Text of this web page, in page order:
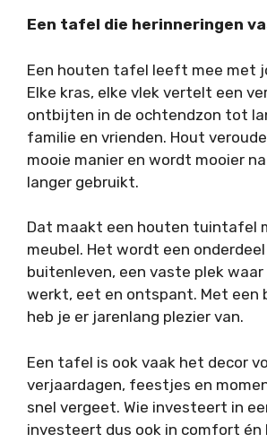
Een tafel die herinneringen
Een houten tafel leeft mee met
Elke kras, elke vlek vertelt een
ontbijten in de ochtendzon tot
familie en vrienden. Hout
mooie manier en wordt mooier
langer gebruikt.
Dat maakt een houten tuintafel
meubel. Het wordt een
buitenleven, een vaste plek
werkt, eet en ontspant. Met een
heb je er jarenlang plezier van.
Een tafel is ook vaak het decor
verjaardagen, feestjes en
snel vergeet. Wie investeert in
investeert dus ook in comfort én